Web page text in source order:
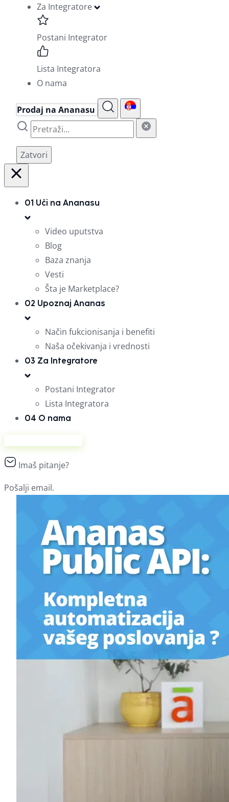
Za Integratore
Postani Integrator
Lista Integratora
O nama
Prodaj na Ananasu
Zatvori
01 Uči na Ananasu
Video uputstva
Blog
Baza znanja
Vesti
Šta je Marketplace?
02 Upoznaj Ananas
Način fukcionisanja i benefiti
Naša očekivanja i vrednosti
03 Za Integratore
Postani Integrator
Lista Integratora
04 O nama
Imaš pitanje?
Pošalji email.